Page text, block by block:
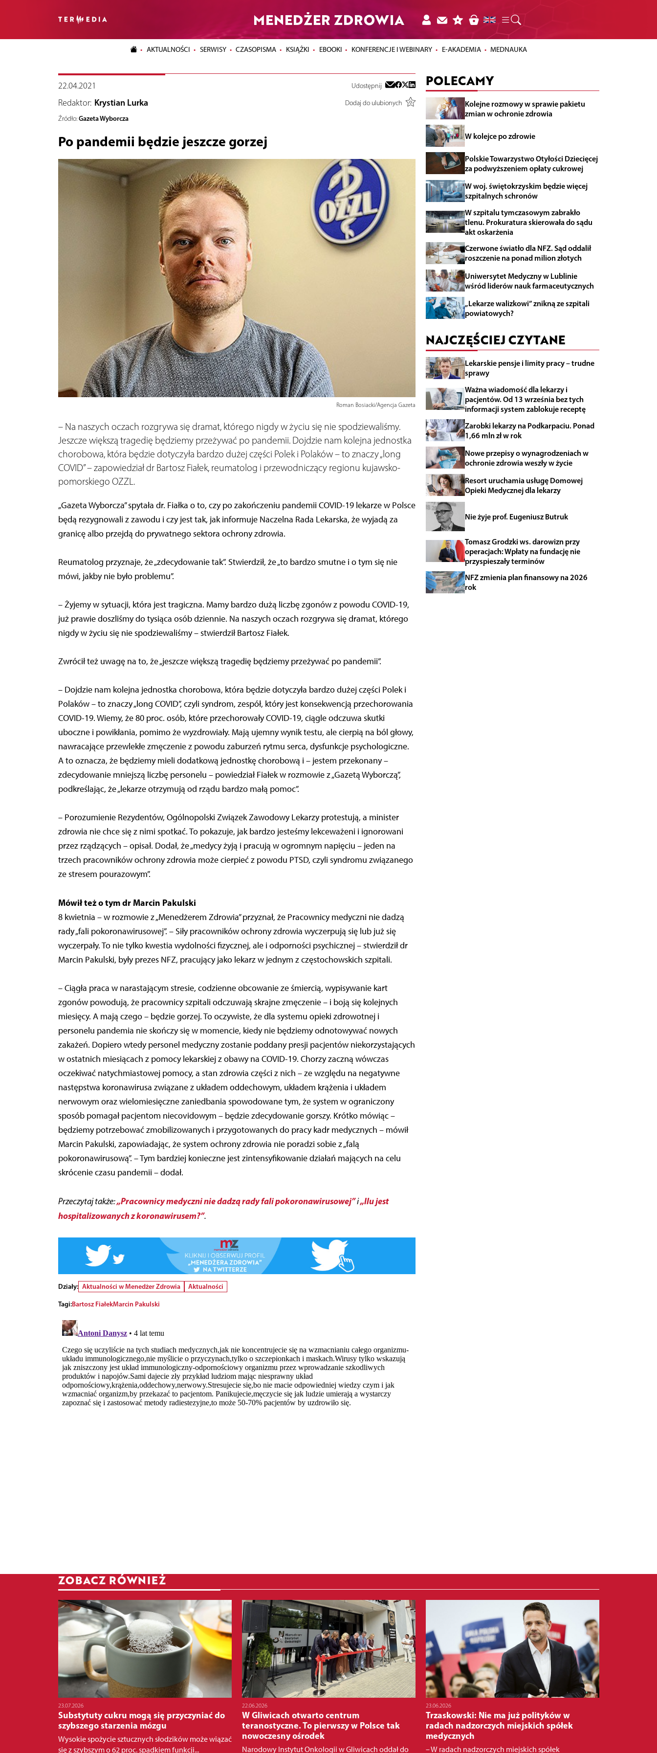
MENEDŻER ZDROWIA
AKTUALNOŚCI SERWISY CZASOPISMA KSIĄŻKI EBOOKI KONFERENCJE I WEBINARY E-AKADEMIA MEDNAUKA
22.04.2021 Udostępnij
Redaktor: Krystian Lurka
Dodaj do ulubionych
Źródło: Gazeta Wyborcza
Po pandemii będzie jeszcze gorzej
Roman Bosiacki/Agencja Gazeta
– Na naszych oczach rozgrywa się dramat, którego nigdy w życiu się nie spodziewaliśmy.
Jeszcze większą tragedię będziemy przeżywać po pandemii. Dojdzie nam kolejna jednostka
chorobowa, która będzie dotyczyła bardzo dużej części Polek i Polaków – to znaczy „long
COVID” – zapowiedział dr Bartosz Fiałek, reumatolog i przewodniczący regionu kujawsko-
pomorskiego OZZL.
„Gazeta Wyborcza” spytała dr. Fiałka o to, czy po zakończeniu pandemii COVID-19 lekarze w Polsce
będą rezygnowali z zawodu i czy jest tak, jak informuje Naczelna Rada Lekarska, że wyjadą za
granicę albo przejdą do prywatnego sektora ochrony zdrowia.
Reumatolog przyznaje, że „zdecydowanie tak”. Stwierdził, że „to bardzo smutne i o tym się nie
mówi, jakby nie było problemu”.
– Żyjemy w sytuacji, która jest tragiczna. Mamy bardzo dużą liczbę zgonów z powodu COVID-19,
już prawie doszliśmy do tysiąca osób dziennie. Na naszych oczach rozgrywa się dramat, którego
nigdy w życiu się nie spodziewaliśmy – stwierdził Bartosz Fiałek.
Zwrócił też uwagę na to, że „jeszcze większą tragedię będziemy przeżywać po pandemii”.
– Dojdzie nam kolejna jednostka chorobowa, która będzie dotyczyła bardzo dużej części Polek i
Polaków – to znaczy „long COVID”, czyli syndrom, zespół, który jest konsekwencją przechorowania
COVID-19. Wiemy, że 80 proc. osób, które przechorowały COVID-19, ciągle odczuwa skutki
uboczne i powikłania, pomimo że wyzdrowiały. Mają ujemny wynik testu, ale cierpią na ból głowy,
nawracające przewlekłe zmęczenie z powodu zaburzeń rytmu serca, dysfunkcje psychologiczne.
A to oznacza, że będziemy mieli dodatkową jednostkę chorobową i – jestem przekonany –
zdecydowanie mniejszą liczbę personelu – powiedział Fiałek w rozmowie z „Gazetą Wyborczą”,
podkreślając, że „lekarze otrzymują od rządu bardzo małą pomoc”.
– Porozumienie Rezydentów, Ogólnopolski Związek Zawodowy Lekarzy protestują, a minister
zdrowia nie chce się z nimi spotkać. To pokazuje, jak bardzo jesteśmy lekceważeni i ignorowani
przez rządzących – opisał. Dodał, że „medycy żyją i pracują w ogromnym napięciu – jeden na
trzech pracowników ochrony zdrowia może cierpieć z powodu PTSD, czyli syndromu związanego
ze stresem pourazowym”.
Mówił też o tym dr Marcin Pakulski
8 kwietnia – w rozmowie z „Menedżerem Zdrowia” przyznał, że Pracownicy medyczni nie dadzą
rady „fali pokoronawirusowej”. – Siły pracowników ochrony zdrowia wyczerpują się lub już się
wyczerpały. To nie tylko kwestia wydolności fizycznej, ale i odporności psychicznej – stwierdził dr
Marcin Pakulski, były prezes NFZ, pracujący jako lekarz w jednym z częstochowskich szpitali.
– Ciągła praca w narastającym stresie, codzienne obcowanie ze śmiercią, wypisywanie kart
zgonów powodują, że pracownicy szpitali odczuwają skrajne zmęczenie – i boją się kolejnych
miesięcy. A mają czego – będzie gorzej. To oczywiste, że dla systemu opieki zdrowotnej i
personelu pandemia nie skończy się w momencie, kiedy nie będziemy odnotowywać nowych
zakażeń. Dopiero wtedy personel medyczny zostanie poddany presji pacjentów niekorzystających
w ostatnich miesiącach z pomocy lekarskiej z obawy na COVID-19. Chorzy zaczną wówczas
oczekiwać natychmiastowej pomocy, a stan zdrowia części z nich – ze względu na negatywne
następstwa koronawirusa związane z układem oddechowym, układem krążenia i układem
nerwowym oraz wielomiesięczne zaniedbania spowodowane tym, że system w ograniczony
sposób pomagał pacjentom niecovidowym – będzie zdecydowanie gorszy. Krótko mówiąc –
będziemy potrzebować zmobilizowanych i przygotowanych do pracy kadr medycznych – mówił
Marcin Pakulski, zapowiadając, że system ochrony zdrowia nie poradzi sobie z „falą
pokoronawirusową”. – Tym bardziej konieczne jest zintensyfikowanie działań mających na celu
skrócenie czasu pandemii – dodał.
Przeczytaj także:„Pracownicy medyczni nie dadzą rady fali pokoronawirusowej”i„Ilu jest
hospitalizowanych z koronawirusem?”.
Działy: Aktualności w Menedżer Zdrowia
Aktualności
Tagi:Bartosz FiałekMarcin Pakulski
POLECAMY
Kolejne rozmowy w sprawie pakietu
zmian w ochronie zdrowia
W kolejce po zdrowie
Polskie Towarzystwo Otyłości Dziecięcej
za podwyższeniem opłaty cukrowej
W woj. świętokrzyskim będzie więcej
szpitalnych schronów
W szpitalu tymczasowym zabrakło
tlenu. Prokuratura skierowała do sądu
akt oskarżenia
Czerwone światło dla NFZ. Sąd oddalił
roszczenie na ponad milion złotych
Uniwersytet Medyczny w Lublinie
wśród liderów nauk farmaceutycznych
„Lekarze walizkowi” znikną ze szpitali
powiatowych?
NAJCZĘŚCIEJ CZYTANE
Lekarskie pensje i limity pracy – trudne
sprawy
Ważna wiadomość dla lekarzy i
pacjentów. Od 13 września bez tych
informacji system zablokuje receptę
Zarobki lekarzy na Podkarpaciu. Ponad
1,66 mln zł w rok
Nowe przepisy o wynagrodzeniach w
ochronie zdrowia weszły w życie
Resort uruchamia usługę Domowej
Opieki Medycznej dla lekarzy
Nie żyje prof. Eugeniusz Butruk
Tomasz Grodzki ws. darowizn przy
operacjach: Wpłaty na fundację nie
przyspieszały terminów
NFZ zmienia plan finansowy na 2026
rok
ZOBACZ RÓWNIEŻ
23.07.2026
Substytuty cukru mogą się przyczyniać do
szybszego starzenia mózgu
Wysokie spożycie sztucznych słodzików może wiązać
się z szybszym o 62 proc. spadkiem funkcji...
22.06.2026
W Gliwicach otwarto centrum
teranostyczne. To pierwszy w Polsce tak
nowoczesny ośrodek
Narodowy Instytut Onkologii w Gliwicach oddał do
23.06.2026
Trzaskowski: Nie ma już polityków w
radach nadzorczych miejskich spółek
medycznych
– W radach nadzorczych miejskich spółek